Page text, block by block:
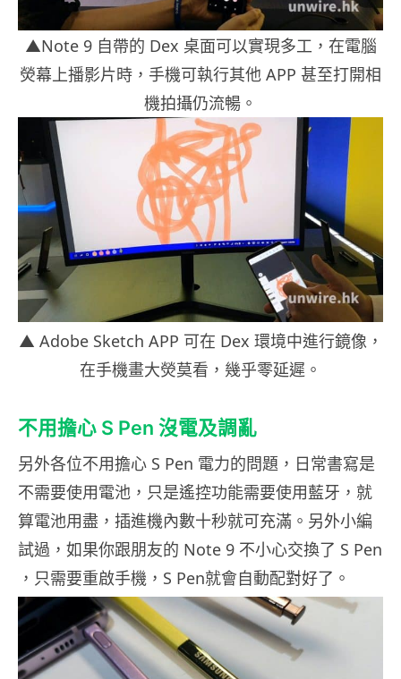
▲Note 9 自帶的 Dex 桌面可以實現多工，在電腦
熒幕上播影片時，手機可執行其他 APP 甚至打開相
機拍攝仍流暢。
▲ Adobe Sketch APP 可在 Dex 環境中進行鏡像，
在手機畫大熒莫看，幾乎零延遲。
不用擔心 S Pen 沒電及調亂
另外各位不用擔心 S Pen 電力的問題，日常書寫是
不需要使用電池，只是遙控功能需要使用藍牙，就
算電池用盡，插進機內數十秒就可充滿。另外小編
試過，如果你跟朋友的 Note 9 不小心交換了 S Pen
，只需要重啟手機，S Pen就會自動配對好了。